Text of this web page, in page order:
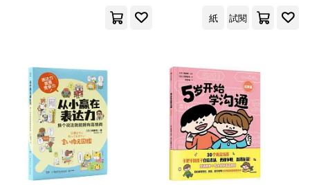
紙
試閱